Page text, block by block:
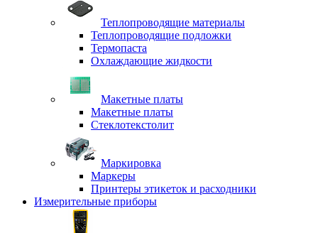
Теплопроводящие материалы
Теплопроводящие подложки
Термопаста
Охлаждающие жидкости
Макетные платы
Макетные платы
Стеклотекстолит
Маркировка
Маркеры
Принтеры этикеток и расходники
Измерительные приборы